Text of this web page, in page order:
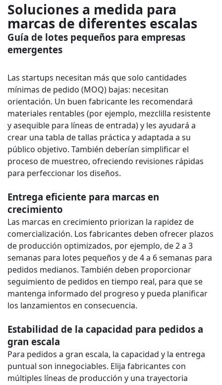
Soluciones a medida para
marcas de diferentes escalas
Guía de lotes pequeños para empresas
emergentes
Las startups necesitan más que solo cantidades
mínimas de pedido (MOQ) bajas: necesitan
orientación. Un buen fabricante les recomendará
materiales rentables (por ejemplo, mezclilla resistente
y asequible para líneas de entrada) y les ayudará a
crear una tabla de tallas práctica y adaptada a su
público objetivo. También deberían simplificar el
proceso de muestreo, ofreciendo revisiones rápidas
para perfeccionar los diseños.
Entrega eficiente para marcas en
crecimiento
Las marcas en crecimiento priorizan la rapidez de
comercialización. Los fabricantes deben ofrecer plazos
de producción optimizados, por ejemplo, de 2 a 3
semanas para lotes pequeños y de 4 a 6 semanas para
pedidos medianos. También deben proporcionar
seguimiento de pedidos en tiempo real, para que se
mantenga informado del progreso y pueda planificar
los lanzamientos en consecuencia.
Estabilidad de la capacidad para pedidos a
gran escala
Para pedidos a gran escala, la capacidad y la entrega
puntual son innegociables. Elija fabricantes con
múltiples líneas de producción y una trayectoria